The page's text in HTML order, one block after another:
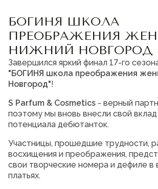
Доставка и оплата
Магазины
Блог
Контакты
О нас
Интернет-магазин:
+7-987-089-69-00
8 (800) 600-94-04
Заказать звонок
БОГИНЯ ШКОЛА
ПРЕОБРАЖЕНИЯ
НИЖНИЙ НОВГОРОД
Завершился яркий финал 17-го
"БОГИНЯ школа преображения
Новгород"!
S Parfum & Cosmetics - верный
поэтому мы вновь внесли свой
потенциала дебютанток.
Участницы, прошедшие трудности,
восхищения и преображения,
свои творческие номера и дефиле в
платьях.